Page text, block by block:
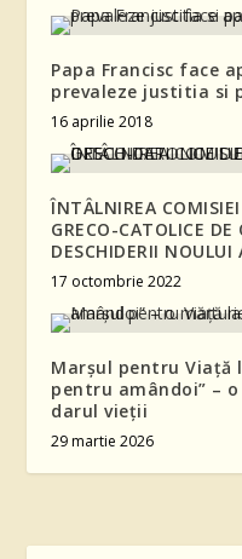
Papa Francisc face
prevaleze justitia si
16 aprilie 2018
ÎNTÂLNIREA
GRECO-CATOLICE
DESCHIDERII
17 octombrie 2022
Marșul pentru Viață
pentru amândoi” –
darul vieții
29 martie 2026